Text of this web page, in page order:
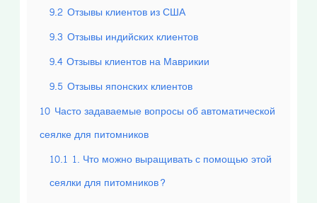
9.2 Отзывы клиентов из США
9.3 Отзывы индийских клиентов
9.4 Отзывы клиентов на Маврикии
9.5 Отзывы японских клиентов
10 Часто задаваемые вопросы об автоматической
сеялке для питомников
10.1 1. Что можно выращивать с помощью этой
сеялки для питомников?